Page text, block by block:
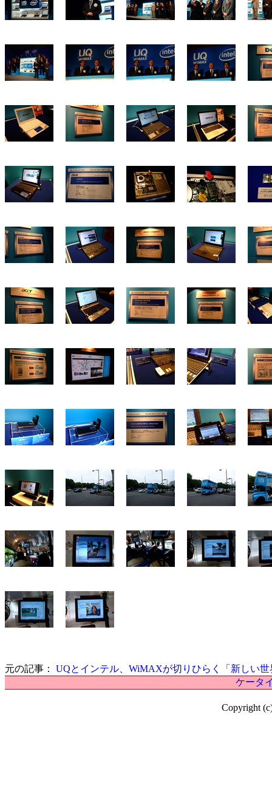
元の記事： UQとインテル、WiMAXが切りひらく「新しい世
ケータ
Copyright